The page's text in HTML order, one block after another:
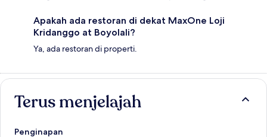
Apakah ada restoran di dekat MaxOne Loji
Kridanggo at Boyolali?
Ya, ada restoran di properti.
Terus menjelajah
Penginapan